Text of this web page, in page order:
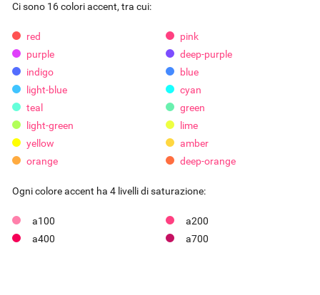
Ci sono 16 colori accent, tra cui:
red
pink
purple
deep-purple
indigo
blue
light-blue
cyan
teal
green
light-green
lime
yellow
amber
orange
deep-orange
Ogni colore accent ha 4 livelli di saturazione:
a100
a200
a400
a700